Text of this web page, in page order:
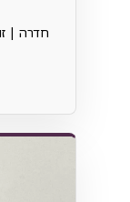
חדרה | זום | 052-8800943 |